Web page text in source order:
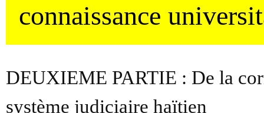
connaissance
DEUXIEME PARTIE : De la
système judiciaire haïtien